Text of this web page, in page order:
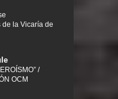
la Vicaría de
/
OCM